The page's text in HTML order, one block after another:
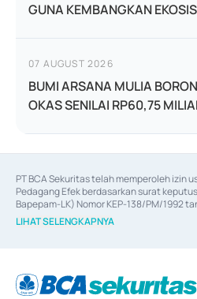
GUNA KEMBANGKAN
07 AUGUST 2026
BUMI ARSANA MULIA
OKAS SENILAI RP60,75
PT BCA Sekuritas telah memperoleh izin
Pedagang Efek berdasarkan surat
Bapepam-LK) Nomor KEP-138/PM/1992
06/D.04/2014 tanggal 28 Februari 2014,
Efek berdasarkan surat keputusan
berdasarkan surat keputusan Otoritas
67/PM.21/2017 tanggal 3 Februari 2017,
LIHAT SELENGKAPNYA